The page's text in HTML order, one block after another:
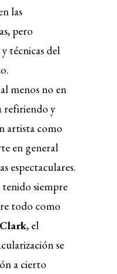
las
pero
técnicas del
menos no en
refiriendo y
artista como
en general
espectaculares.
siempre
todo como
Clark, el
se
a cierto